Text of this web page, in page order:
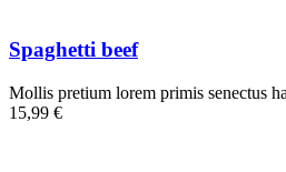
Spaghetti beef
Mollis pretium lorem primis senectus
15,99 €